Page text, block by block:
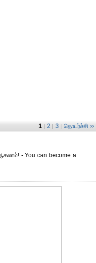
1 | 2 | 3 | தொடர்ச்சி ››
- You can become a